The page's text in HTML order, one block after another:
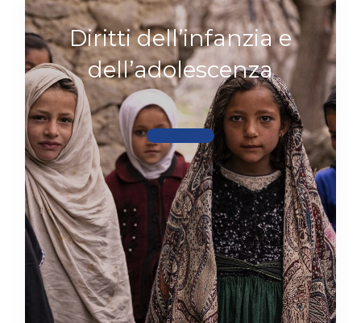
Diritti dell’infanzia e
dell’adolescenza
Scopri di più